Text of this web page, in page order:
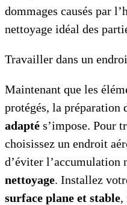
dommages causés par
nettoyage idéal des
Travailler dans un
Maintenant que les
protégés, la préparation
adapté s’impose. Pour
choisissez un endroit
d’éviter l’accumulation
nettoyage. Installez
surface plane et stable,